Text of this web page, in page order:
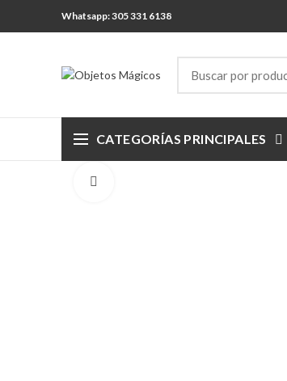
Whatsapp: 305 331 6138
CATEGORÍAS PRINCIPALES